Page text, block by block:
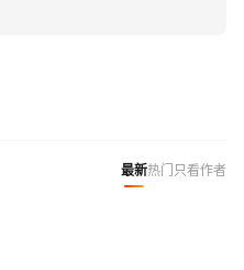
最新热门 只看作者